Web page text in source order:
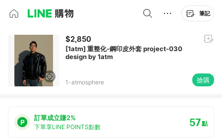
筆記
$2,850
[1atm] 重整化-鋼印皮外套 project-030
design by 1atm
1-atmosphere 搶購
訂單成立賺2%
下單享LINE POINTS點數 57點